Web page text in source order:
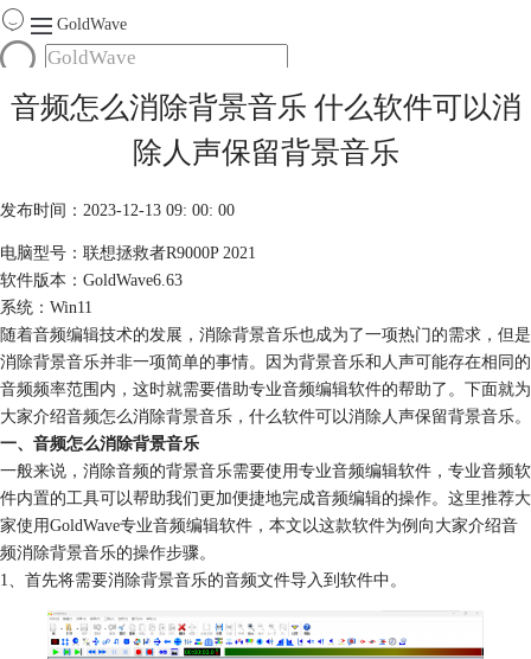
GoldWave
首页
产品
购买
音频怎么消除背景音乐 什么软件可以消
除人声保留背景音乐
发布时间：2023-12-13 09: 00: 00
电脑型号：联想拯救者R9000P 2021
软件版本：GoldWave6.63
系统：Win11
随着音频编辑技术的发展，消除背景音乐也成为了一项热门的需求，但是
消除背景音乐并非一项简单的事情。因为背景音乐和人声可能存在相同的
音频频率范围内，这时就需要借助专业音频编辑软件的帮助了。下面就为
大家介绍音频怎么消除背景音乐，什么软件可以消除人声保留背景音乐。
一、音频怎么消除背景音乐
一般来说，消除音频的背景音乐需要使用专业音频编辑软件，专业音频软
件内置的工具可以帮助我们更加便捷地完成音频编辑的操作。这里推荐大
家使用GoldWave专业音频编辑软件，本文以这款软件为例向大家介绍音
频消除背景音乐的操作步骤。
1、首先将需要消除背景音乐的音频文件导入到软件中。